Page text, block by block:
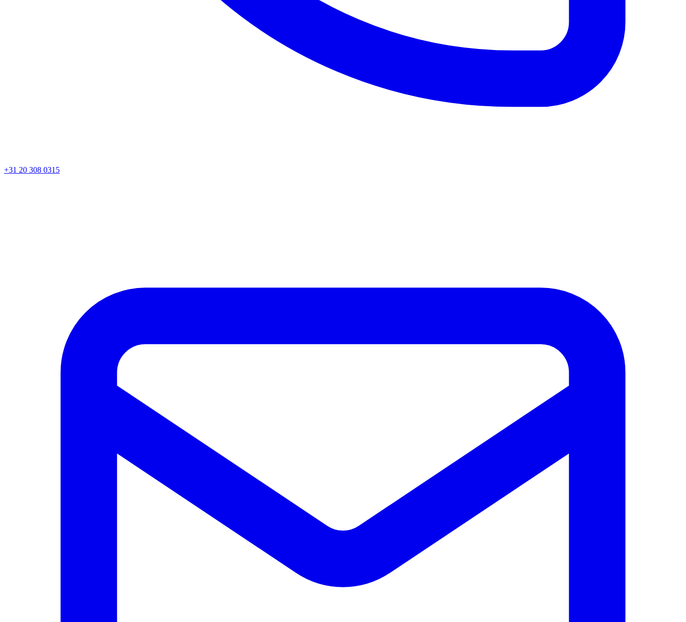
+31 20 308 0315